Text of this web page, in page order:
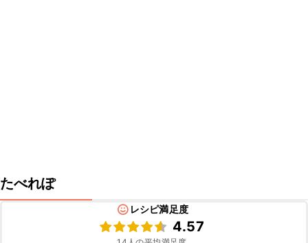
たべれぽ
レシピ満足度
4.57